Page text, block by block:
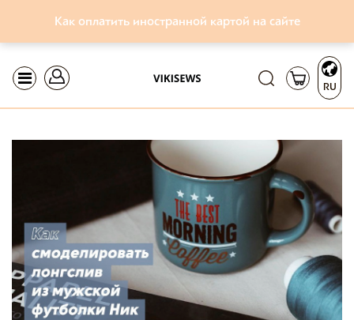
Как оплатить иностранной картой на сайте
RU